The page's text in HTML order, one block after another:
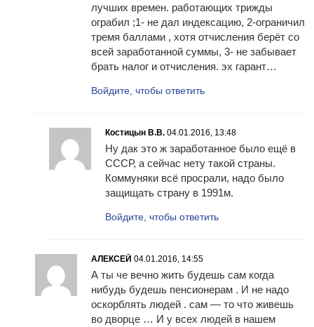
лучших времен. работающих трижды
ограбил ;1- не дал индексацию, 2-ограничил
тремя баллами , хотя отчисления берёт со
всей заработанной суммы, 3- не забывает
брать налог и отчисления. эх гарант…
Войдите, чтобы ответить
Костицын В.В. 04.01.2016, 13:48
Ну дак это ж заработанное было ещё в
СССР, а сейчас нету такой страны.
Коммуняки всё просрали, надо было
защищать страну в 1991м.
Войдите, чтобы ответить
АЛЕКСЕЙ 04.01.2016, 14:55
А ты че вечно жить будешь сам когда
нибудь будешь пенсионерам . И не надо
оскорблять людей . сам — то что живешь
во дворце … И у всех людей в нашем